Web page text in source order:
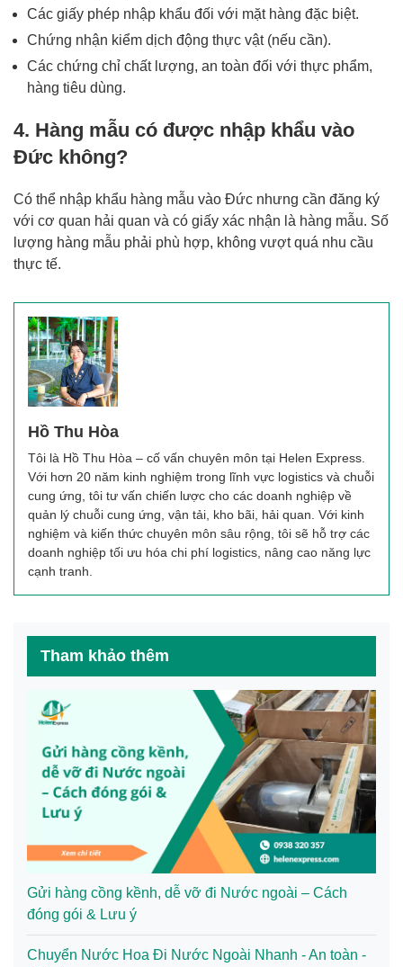
Các giấy phép nhập khẩu đối với mặt hàng đặc biệt.
Chứng nhận kiểm dịch động thực vật (nếu cần).
Các chứng chỉ chất lượng, an toàn đối với thực phẩm,
hàng tiêu dùng.
4. Hàng mẫu có được nhập khẩu vào
Đức không?
Có thể nhập khẩu hàng mẫu vào Đức nhưng cần đăng ký
với cơ quan hải quan và có giấy xác nhận là hàng mẫu. Số
lượng hàng mẫu phải phù hợp, không vượt quá nhu cầu
thực tế.
Hồ Thu Hòa
Tôi là Hồ Thu Hòa – cố vấn chuyên môn tại Helen Express.
Với hơn 20 năm kinh nghiệm trong lĩnh vực logistics và chuỗi
cung ứng, tôi tư vấn chiến lược cho các doanh nghiệp về
quản lý chuỗi cung ứng, vận tải, kho bãi, hải quan. Với kinh
nghiệm và kiến thức chuyên môn sâu rộng, tôi sẽ hỗ trợ các
doanh nghiệp tối ưu hóa chi phí logistics, nâng cao năng lực
cạnh tranh.
Tham khảo thêm
Gửi hàng cồng kềnh, dễ vỡ đi Nước ngoài – Cách
đóng gói & Lưu ý
Chuyển Nước Hoa Đi Nước Ngoài Nhanh - An toàn -